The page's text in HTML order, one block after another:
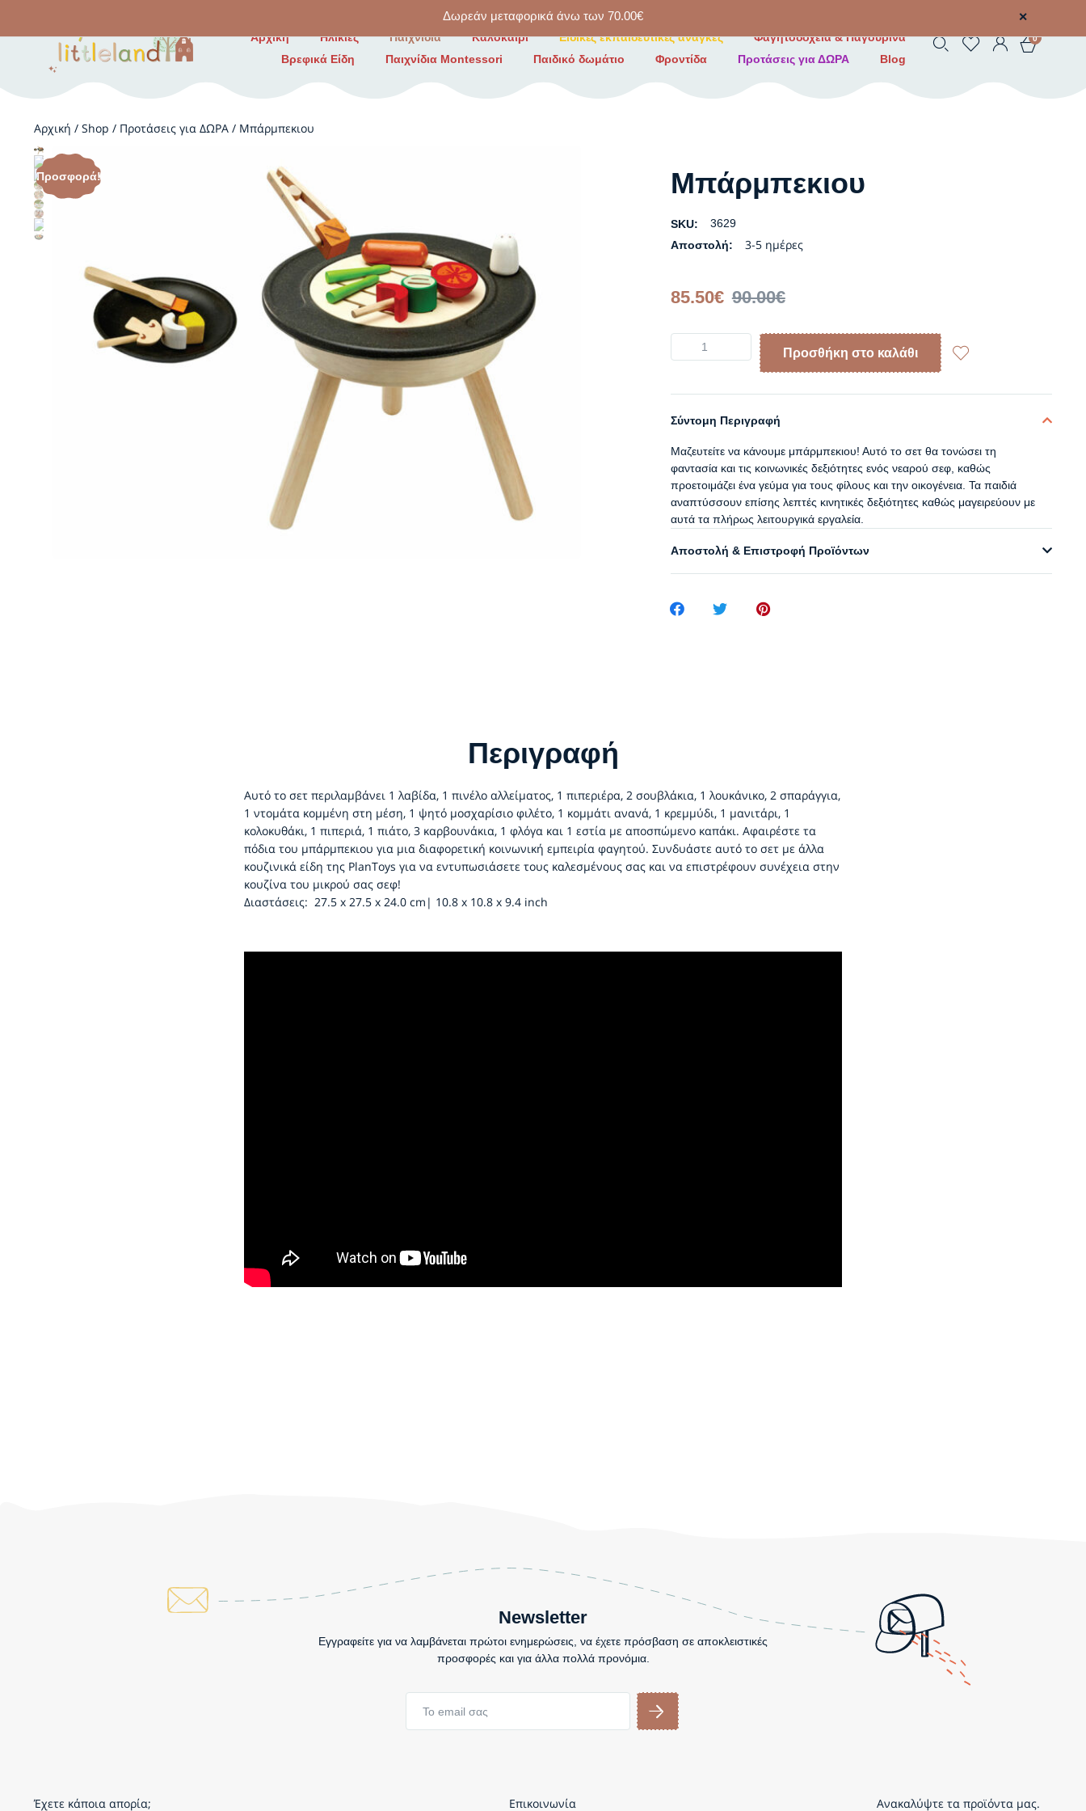
Δωρεάν μεταφορικά άνω των 70.00€
✕
Αρχική
Ηλικίες Παιχνίδια Καλοκαίρι Ειδικές εκπαιδευτικές ανάγκες
Φαγητοδοχεία & Παγουρίνα
Βρεφικά Είδη
Παιχνίδια Montessori Παιδικό δωμάτιο Φροντίδα Προτάσεις για ΔΩΡΑ Blog
0
Αρχική / Shop / Προτάσεις για ΔΩΡΑ / Μπάρμπεκιου
Προσφορά! Μπάρμπεκιου
SKU:
3629
Αποστολή:
3-5 ημέρες
90.00€
85.50€
Προσθήκη στο καλάθι
Σύντομη Περιγραφή
Μαζευτείτε να κάνουμε μπάρμπεκιου! Αυτό το σετ θα τονώσει τη
φαντασία και τις κοινωνικές δεξιότητες ενός νεαρού σεφ, καθώς
προετοιμάζει ένα γεύμα για τους φίλους και την οικογένεια. Τα παιδιά
αναπτύσσουν επίσης λεπτές κινητικές δεξιότητες καθώς μαγειρεύουν με
αυτά τα πλήρως λειτουργικά εργαλεία.
Αποστολή & Επιστροφή Προϊόντων
Περιγραφή
Αυτό το σετ περιλαμβάνει 1 λαβίδα, 1 πινέλο αλλείματος, 1 πιπεριέρα, 2 σουβλάκια, 1 λουκάνικο, 2 σπαράγγια,
1 ντομάτα κομμένη στη μέση, 1 ψητό μοσχαρίσιο φιλέτο, 1 κομμάτι ανανά, 1 κρεμμύδι, 1 μανιτάρι, 1
κολοκυθάκι, 1 πιπεριά, 1 πιάτο, 3 καρβουνάκια, 1 φλόγα και 1 εστία με αποσπώμενο καπάκι. Αφαιρέστε τα
πόδια του μπάρμπεκιου για μια διαφορετική κοινωνική εμπειρία φαγητού. Συνδυάστε αυτό το σετ με άλλα
κουζινικά είδη της PlanToys για να εντυπωσιάσετε τους καλεσμένους σας και να επιστρέφουν συνέχεια στην
κουζίνα του μικρού σας σεφ!
Διαστάσεις: 27.5 x 27.5 x 24.0 cm| 10.8 x 10.8 x 9.4 inch
Newsletter
Εγγραφείτε για να λαμβάνεται πρώτοι ενημερώσεις, να έχετε πρόσβαση σε αποκλειστικές
προσφορές και για άλλα πολλά προνόμια.
Έχετε κάποια απορία; Επικοινωνία Ανακαλύψτε τα προϊόντα μας.